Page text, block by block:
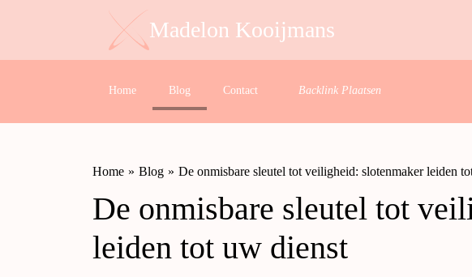
Madelon Kooijmans
Home Blog Contact Backlink Plaatsen
Home » Blog » De onmisbare sleutel tot veiligheid: slotenmaker leiden
De onmisbare sleutel tot
leiden tot uw dienst